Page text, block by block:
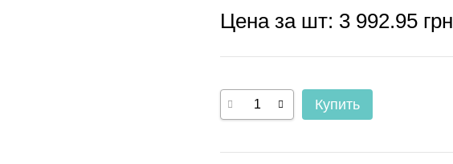
Цена за шт: 3 992.95 грн
Купить